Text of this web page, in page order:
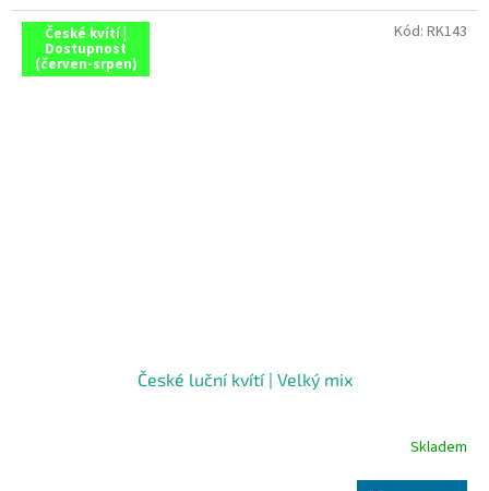
České kvítí |
Dostupnost
(červen-srpen)
České luční kvítí | Velký mix
Skladem
Kód: RK143